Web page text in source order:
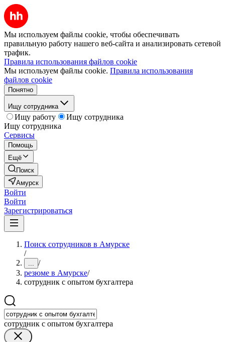
Мы используем файлы cookie, чтобы обеспечивать
правильную работу нашего веб-сайта и анализировать сетевой
трафик.
Правила использования файлов cookie
Мы используем файлы cookie. Правила использования
файлов cookie
Понятно
Ищу сотрудника
Ищу работу
Ищу сотрудника
Ищу сотрудника
Сервисы
Помощь
Ещё
Поиск
Амурск
Войти
Войти
Зарегистрироваться
Поиск сотрудников в Амурске
/
... /
резюме в Амурске/
сотрудник с опытом бухгалтера
сотрудник с опытом бухгалтера